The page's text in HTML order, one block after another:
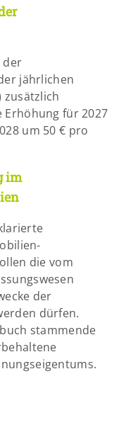
der
jährlichen
zusätzlich
Erhöhung für 2027
um 50 € pro
im
die vom
der
dürfen.
stammende